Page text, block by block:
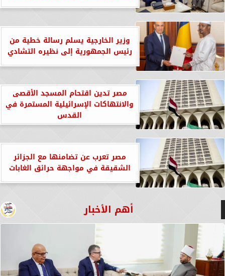
وزير الخارجية يسلم رسالة خطية من
رئيس الجمهورية إلى نظيره التشادي
مصر تدين اقتحام المسجد الأقصى
والانتهاكات الإسرائيلية المستمرة في
القدس
مصر تعرب عن تضامنها مع الجزائر
الشقيقة في مواجهة حرائق الغابات
أهم الأخبار